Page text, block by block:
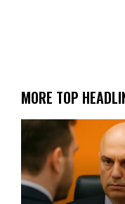
MORE TOP